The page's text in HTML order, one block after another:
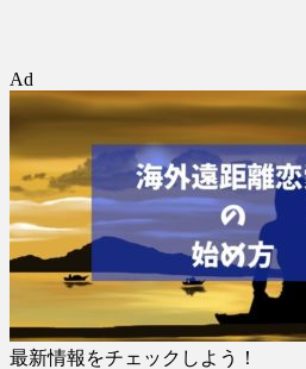
Ad
最新情報をチェックしよう！